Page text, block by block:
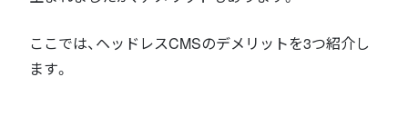
ここでは、ヘッドレスCMSのデメリットを3つ紹介し
ます。